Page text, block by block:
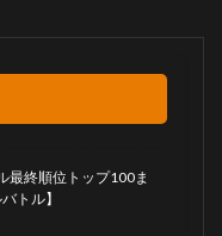
最終順位トップ100ま
トル】